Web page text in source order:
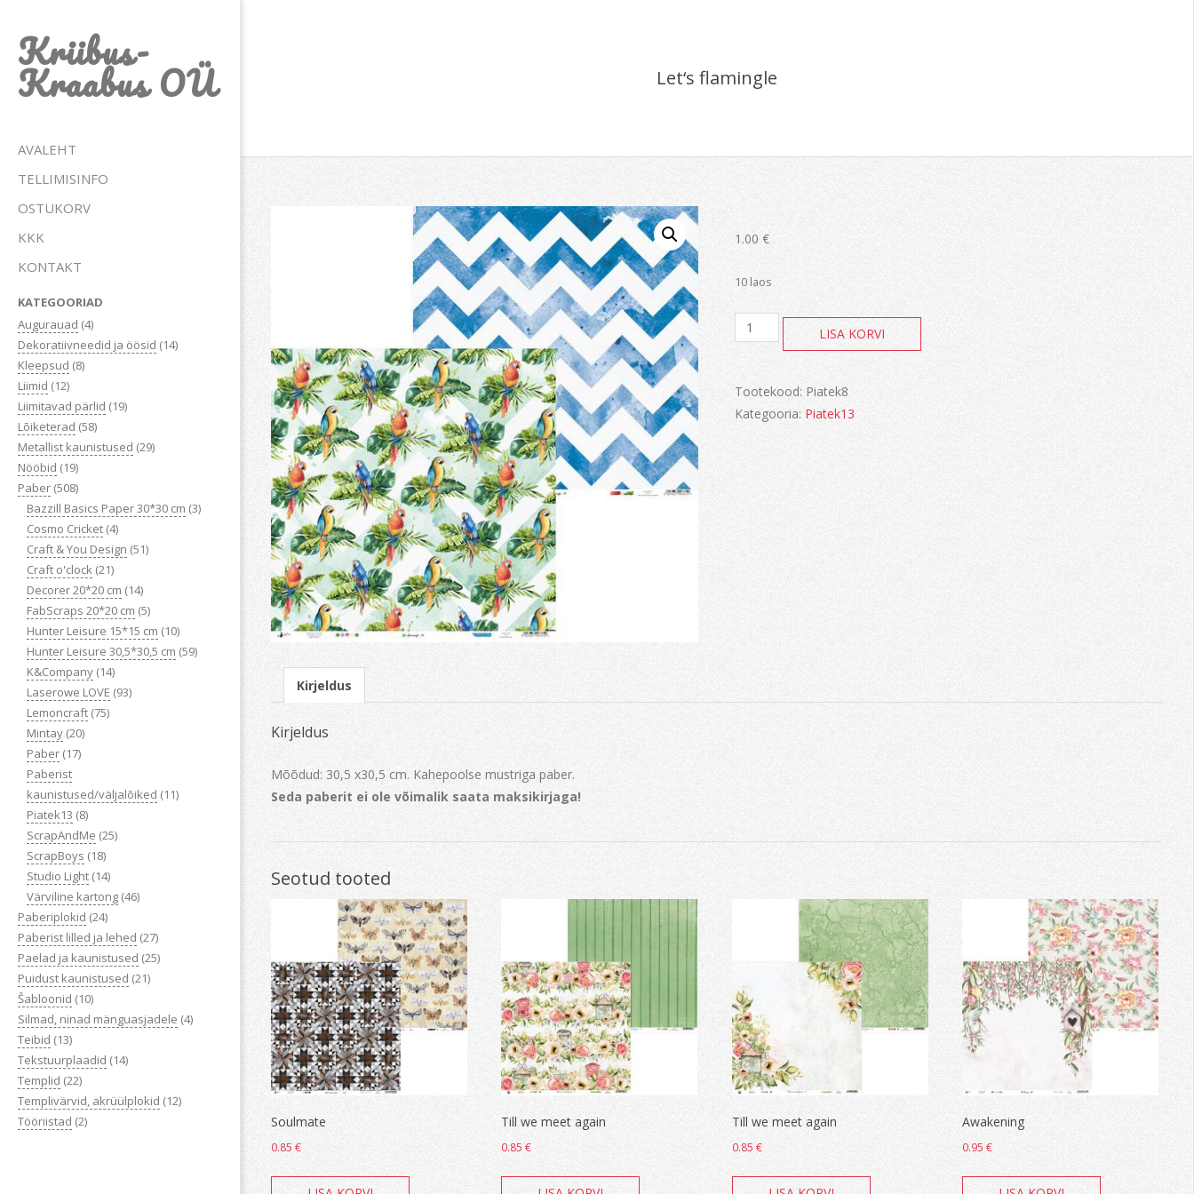
content
Kriibus-
Kraabus OÜ
Primary
Menu
AVALEHT
TELLIMISINFO
OSTUKORV
KKK
KONTAKT
KATEGOORIAD
Augurauad (4)
Dekoratiivneedid ja öösid (14)
Kleepsud (8)
Liimid (12)
Liimitavad pärlid (19)
Lõiketerad (58)
Metallist kaunistused (29)
Nööbid (19)
Paber (508)
Bazzill Basics Paper 30*30 cm (3)
Cosmo Cricket (4)
Craft & You Design (51)
Craft o'clock (21)
Decorer 20*20 cm (14)
FabScraps 20*20 cm (5)
Hunter Leisure 15*15 cm (10)
Hunter Leisure 30,5*30,5 cm (59)
K&Company (14)
Laserowe LOVE (93)
Lemoncraft (75)
Mintay (20)
Paber (17)
Paberist
kaunistused/väljalõiked (11)
Piatek13 (8)
ScrapAndMe (25)
ScrapBoys (18)
Studio Light (14)
Värviline kartong (46)
Paberiplokid (24)
Paberist lilled ja lehed (27)
Paelad ja kaunistused (25)
Puidust kaunistused (21)
Šabloonid (10)
Silmad, ninad mänguasjadele (4)
Teibid (13)
Tekstuurplaadid (14)
Templid (22)
Templivärvid, akrüülplokid (12)
Tööriistad (2)
Let‘s flamingle
1.00 €
10 laos
Let‘s
flamingle
LISA KORVI
Tootekood: Piatek8
Kategooria: Piatek13
Kirjeldus
Kirjeldus
Mõõdud: 30,5 x30,5 cm. Kahepoolse mustriga paber.
Seda paberit ei ole võimalik saata maksikirjaga!
Seotud tooted
Soulmate
0.85 €
Till we meet again
0.85€
Till we meet again
0.85 €
Awakening
0.95 €